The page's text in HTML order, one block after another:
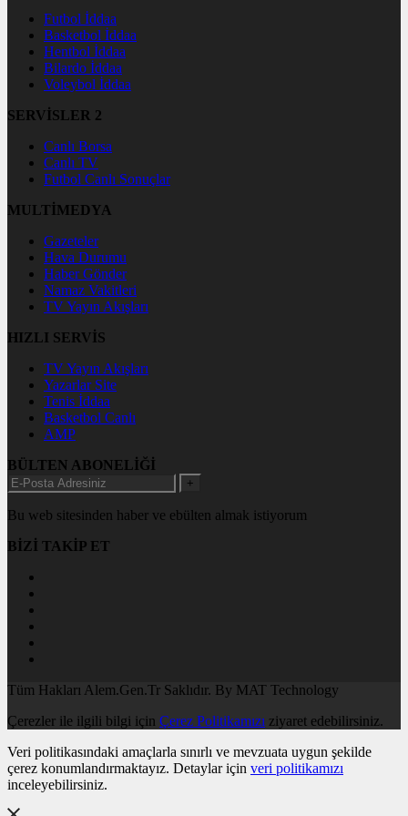
Futbol İddaa
Basketbol İddaa
Hentbol İddaa
Bilardo İddaa
Voleybol İddaa
SERVİSLER 2
Canlı Borsa
Canlı TV
Futbol Canlı Sonuçlar
MULTİMEDYA
Gazeteler
Hava Durumu
Haber Gönder
Namaz Vakitleri
TV Yayın Akışları
HIZLI SERVİS
TV Yayın Akışları
Yazarlar Site
Tenis İddaa
Basketbol Canlı
AMP
BÜLTEN ABONELİĞİ
+
Bu web sitesinden haber ve ebülten almak istiyorum
BİZİ TAKİP ET
Tüm Hakları Alem.Gen.Tr Saklıdır. By MAT Technology
Çerezler ile ilgili bilgi için Çerez Politikamızı ziyaret edebilirsiniz.
Veri politikasındaki amaçlarla sınırlı ve mevzuata uygun şekilde
çerez konumlandırmaktayız. Detaylar için veri politikamızı
inceleyebilirsiniz.